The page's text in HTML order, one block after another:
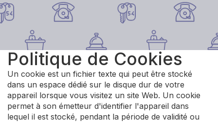
Politique de Cookies
Un cookie est un fichier texte qui peut être stocké
dans un espace dédié sur le disque dur de votre
appareil lorsque vous visitez un site Web. Un cookie
permet à son émetteur d'identifier l'appareil dans
lequel il est stocké, pendant la période de validité ou